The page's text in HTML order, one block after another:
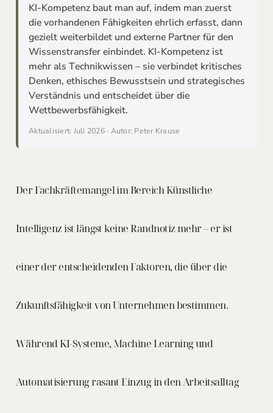
KI-Kompetenz baut man auf, indem man zuerst
die vorhandenen Fähigkeiten ehrlich erfasst, dann
gezielt weiterbildet und externe Partner für den
Wissenstransfer einbindet. KI-Kompetenz ist
mehr als Technikwissen – sie verbindet kritisches
Denken, ethisches Bewusstsein und strategisches
Verständnis und entscheidet über die
Wettbewerbsfähigkeit.
Aktualisiert: Juli 2026 · Autor: Peter Krause
Der Fachkräftemangel im BereichKünstliche
Intelligenzist längst keine Randnotiz mehr – er ist
einer der entscheidenden Faktoren, die über die
Zukunftsfähigkeit von Unternehmen bestimmen.
Während KI-Systeme, Machine Learning und
Automatisierung rasant Einzug in den Arbeitsalltag